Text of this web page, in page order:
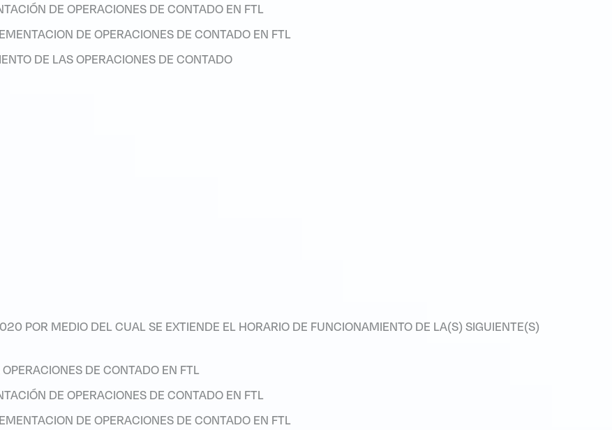
DE OPERACIONES DE CONTADO EN FTL
DE OPERACIONES DE CONTADO EN FTL
DE LAS OPERACIONES DE CONTADO
POR MEDIO DEL CUAL SE EXTIENDE EL HORARIO DE FUNCIONAMIENTO DE LA(S) SIGUIENTE(S)
DE CONTADO EN FTL
DE OPERACIONES DE CONTADO EN FTL
DE OPERACIONES DE CONTADO EN FTL